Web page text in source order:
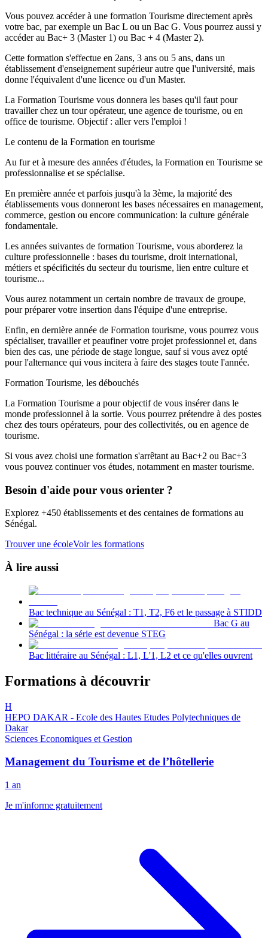
Vous pouvez accéder à une formation Tourisme directement après
votre bac, par exemple un Bac L ou un Bac G. Vous pourrez aussi y
accéder au Bac+ 3 (Master 1) ou Bac + 4 (Master 2).
Cette formation s'effectue en 2ans, 3 ans ou 5 ans, dans un
établissement d'enseignement supérieur autre que l'université, mais
donne l'équivalent d'une licence ou d'un Master.
La Formation Tourisme vous donnera les bases qu'il faut pour
travailler chez un tour opérateur, une agence de tourisme, ou en
office de tourisme. Objectif : aller vers l'emploi !
Le contenu de la Formation en tourisme
Au fur et à mesure des années d'études, la Formation en Tourisme se
professionnalise et se spécialise.
En première année et parfois jusqu'à la 3ème, la majorité des
établissements vous donneront les bases nécessaires en management,
commerce, gestion ou encore communication: la culture générale
fondamentale.
Les années suivantes de formation Tourisme, vous aborderez la
culture professionnelle : bases du tourisme, droit international,
métiers et spécificités du secteur du tourisme, lien entre culture et
tourisme...
Vous aurez notamment un certain nombre de travaux de groupe,
pour préparer votre insertion dans l'équipe d'une entreprise.
Enfin, en dernière année de Formation tourisme, vous pourrez vous
spécialiser, travailler et peaufiner votre projet professionnel et, dans
bien des cas, une période de stage longue, sauf si vous avez opté
pour l'alternance qui vous incitera à faire des stages toute l'année.
Formation Tourisme, les débouchés
La Formation Tourisme a pour objectif de vous insérer dans le
monde professionnel à la sortie. Vous pourrez prétendre à des postes
chez des tours opérateurs, pour des collectivités, ou en agence de
tourisme.
Si vous avez choisi une formation s'arrêtant au Bac+2 ou Bac+3
vous pouvez continuer vos études, notamment en master tourisme.
Besoin d'aide pour vous orienter ?
Explorez +450 établissements et des centaines de formations au
Sénégal.
Trouver une écoleVoir les formations
À lire aussi
Bac technique au Sénégal : T1, T2, F6 et le passage à STIDD
Bac G au
Sénégal : la série est devenue STEG
Bac littéraire au Sénégal : L1, L'1, L2 et ce qu'elles ouvrent
Formations à découvrir
H
HEPO DAKAR - Ecole des Hautes Etudes Polytechniques de
Dakar
Sciences Economiques et Gestion
Management du Tourisme et de l’hôtellerie
1 an
Je m'informe gratuitement